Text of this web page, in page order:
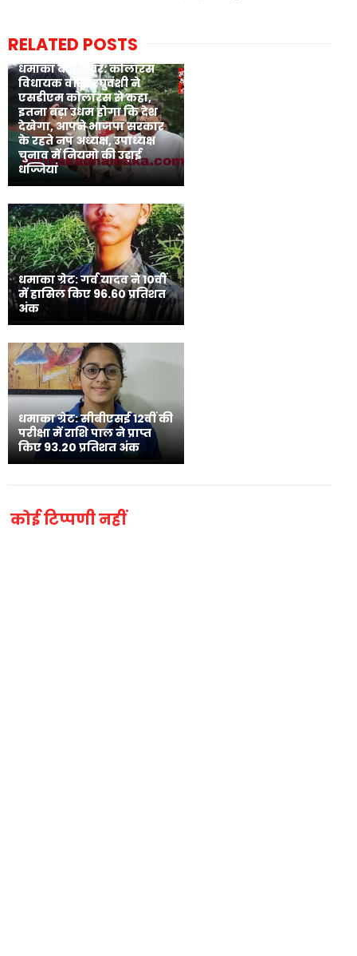
RELATED POSTS
धमाका बड़ी खबर: कोलारस
विधायक वीरेंद्र रघुवंशी ने
एसडीएम कोलारस से कहा,
इतना बड़ा उधम होगा कि देश
देखेगा, आपने भाजपा सरकार
के रहते नप अध्यक्ष, उपाध्यक्ष
चुनाव में नियमो की उड़ाई
धज्जियां
धमाका ग्रेट: गर्व यादव ने 10वीं
में हासिल किए 96.60 प्रतिशत
अंक
धमाका ग्रेट: सीबीएसई 12वीं की
परीक्षा में राशि पाल ने प्राप्त
किए 93.20 प्रतिशत अंक
कोई टिप्पणी नहीं